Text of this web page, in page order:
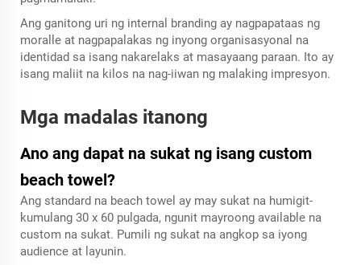
Ang ganitong uri ng internal branding ay nagpapataas ng
moralle at nagpapalakas ng inyong organisasyonal na
identidad sa isang nakarelaks at masayaang paraan. Ito ay
isang maliit na kilos na nag-iiwan ng malaking impresyon.
Mga madalas itanong
Ano ang dapat na sukat ng isang custom
beach towel?
Ang standard na beach towel ay may sukat na humigit-
kumulang 30 x 60 pulgada, ngunit mayroong available na
custom na sukat. Pumili ng sukat na angkop sa iyong
audience at layunin.